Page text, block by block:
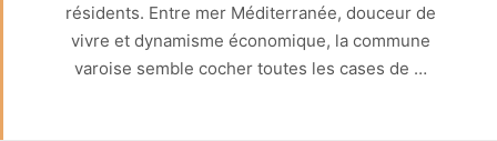
résidents. Entre mer Méditerranée, douceur de
vivre et dynamisme économique, la commune
varoise semble cocher toutes les cases de …